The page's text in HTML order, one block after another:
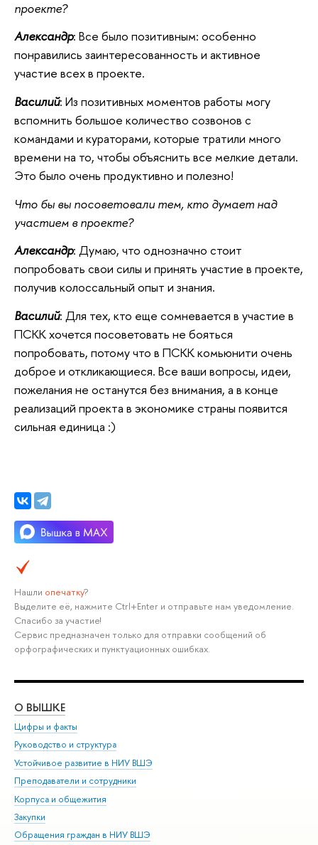
проекте?
Александр: Все было позитивным: особенно
понравились заинтересованность и активное
участие всех в проекте.
Василий: Из позитивных моментов работы могу
вспомнить большое количество созвонов с
командами и кураторами, которые тратили много
времени на то, чтобы объяснить все мелкие детали.
Это было очень продуктивно и полезно!
Что бы вы посоветовали тем, кто думает над
участием в проекте?
Александр: Думаю, что однозначно стоит
попробовать свои силы и принять участие в проекте,
получив колоссальный опыт и знания.
Василий: Для тех, кто еще сомневается в участие в
ПСКК хочется посоветовать не бояться
попробовать, потому что в ПСКК комьюнити очень
доброе и откликающиеся. Все ваши вопросы, идеи,
пожелания не останутся без внимания, а в конце
реализаций проекта в экономике страны появится
сильная единица :)
Нашли опечатку?
Выделите её, нажмите Ctrl+Enter и отправьте нам уведомление.
Спасибо за участие!
Сервис предназначен только для отправки сообщений об
орфографических и пунктуационных ошибках.
О ВЫШКЕ
Цифры и факты
Руководство и структура
Устойчивое развитие в НИУ ВШЭ
Преподаватели и сотрудники
Корпуса и общежития
Закупки
Обращения граждан в НИУ ВШЭ